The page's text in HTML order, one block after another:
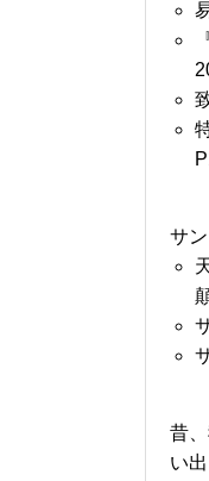
サ
昔
い出